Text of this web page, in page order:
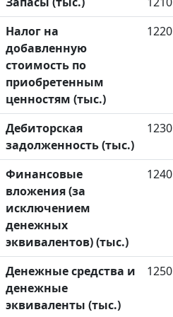
Налог на
добавленную
стоимость по
приобретенным
ценностям (тыс.)
1220
Дебиторская
задолженность (тыс.)
1230
Финансовые
вложения (за
исключением
денежных
эквивалентов) (тыс.)
1240
Денежные средства и
денежные
эквиваленты (тыс.)
1250